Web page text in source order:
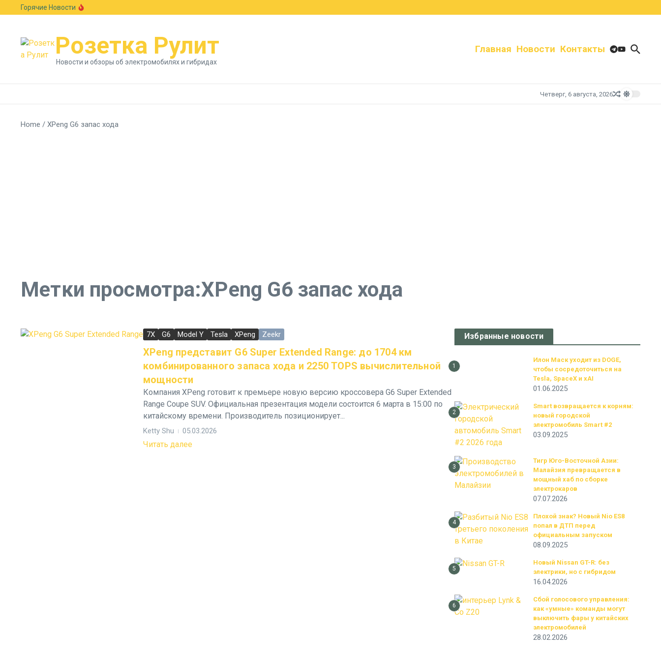
Перейти к содержанию
Горячие Новости
В стиле Neue Klasse: BMW показала новый кроссовер X5 с мотором B58 и запасом хода 1000 км
Розетка Рулит
Новости и обзоры об электромобилях и гибридах
Главная Новости Контакты
Четверг, 6 августа, 2026
Home / XPeng G6 запас хода
Метки просмотра:XPeng G6 запас хода
7X G6 Model Y Tesla XPeng Zeekr
XPeng представит G6 Super Extended Range: до 1704 км
комбинированного запаса хода и 2250 TOPS вычислительной
мощности
Компания XPeng готовит к премьере новую версию кроссовера G6 Super Extended
Range Coupe SUV. Официальная презентация модели состоится 6 марта в 15:00 по
китайскому времени. Производитель позиционирует...
Ketty Shu 05.03.2026
Читать далее
Избранные новости
1
Илон Маск уходит из DOGE,
чтобы сосредоточиться на
Tesla, SpaceX и xAI
01.06.2025
2
Smart возвращается к корням:
новый городской
электромобиль Smart #2
03.09.2025
3
Тигр Юго-Восточной Азии:
Малайзия превращается в
мощный хаб по сборке
электрокаров
07.07.2026
4
Плохой знак? Новый Nio ES8
попал в ДТП перед
официальным запуском
08.09.2025
5
Новый Nissan GT-R: без
электрики, но с гибридом
16.04.2026
6
Сбой голосового управления:
как «умные» команды могут
выключить фары у китайских
электромобилей
28.02.2026